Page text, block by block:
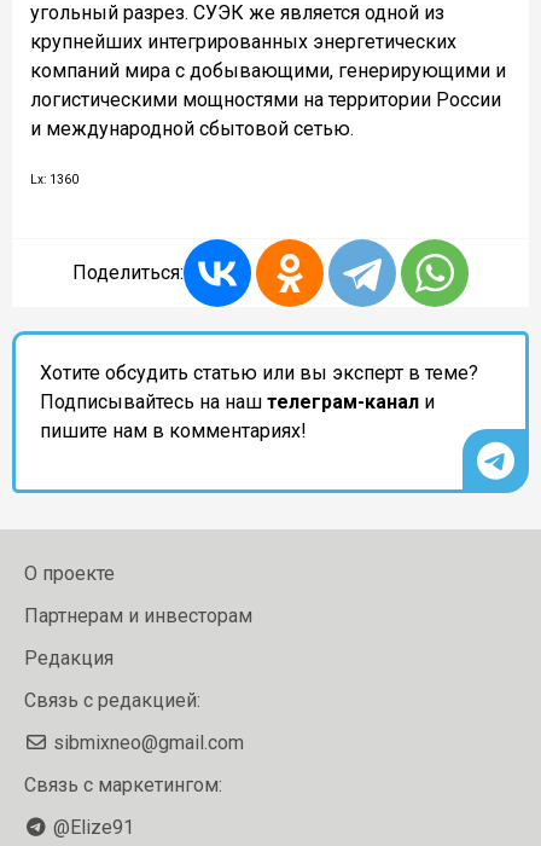
угольный разрез. СУЭК же является одной из
крупнейших интегрированных энергетических
компаний мира с добывающими, генерирующими и
логистическими мощностями на территории России
и международной сбытовой сетью.
Lx: 1360
Поделиться:
Хотите обсудить статью или вы эксперт в теме?
Подписывайтесь на наш телеграм-канал и
пишите нам в комментариях!
О проекте
Партнерам и инвесторам
Редакция
Связь с редакцией:
sibmixneo@gmail.com
Связь с маркетингом:
@Elize91